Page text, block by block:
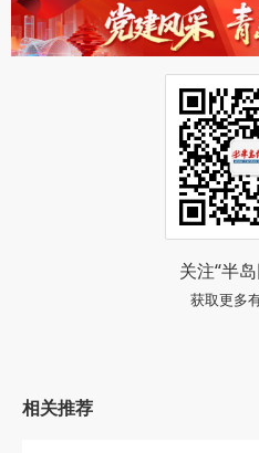
关注“半
获取更多
相关推荐